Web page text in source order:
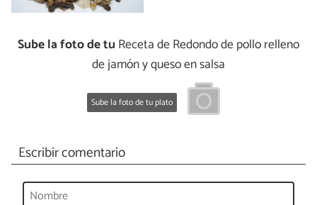
Sube la foto de tu Receta de Redondo de pollo relleno
de jamón y queso en salsa
Sube la foto de tu plato
Escribir comentario